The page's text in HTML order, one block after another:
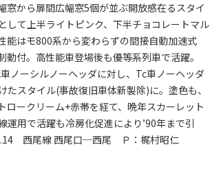
窓から扉間広幅窓5個が並ぶ開放感在るスタイ
して上半ライトピンク、下半チョコレートマル
能はモ800系から変わらずの間接自動加速式
動付。高性能車登場後も優等系列車で活躍。
ノーシルノーヘッダに対し、Tc車ノーヘッダ
たスタイル(事故復旧車体新製除)に。塗色も、
ロークリーム+赤帯を経て、晩年スカーレット
運用で活躍も冷房化促進により’90年まで引
西尾線 西尾口─西尾 Ｐ：梶村昭仁